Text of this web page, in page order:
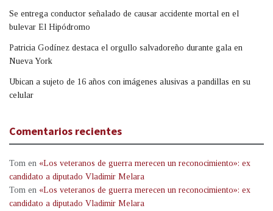
Se entrega conductor señalado de causar accidente mortal en el
bulevar El Hipódromo
Patricia Godínez destaca el orgullo salvadoreño durante gala en
Nueva York
Ubican a sujeto de 16 años con imágenes alusivas a pandillas en su
celular
Comentarios recientes
Tom en «Los veteranos de guerra merecen un reconocimiento»: ex
candidato a diputado Vladimir Melara
Tom en «Los veteranos de guerra merecen un reconocimiento»: ex
candidato a diputado Vladimir Melara